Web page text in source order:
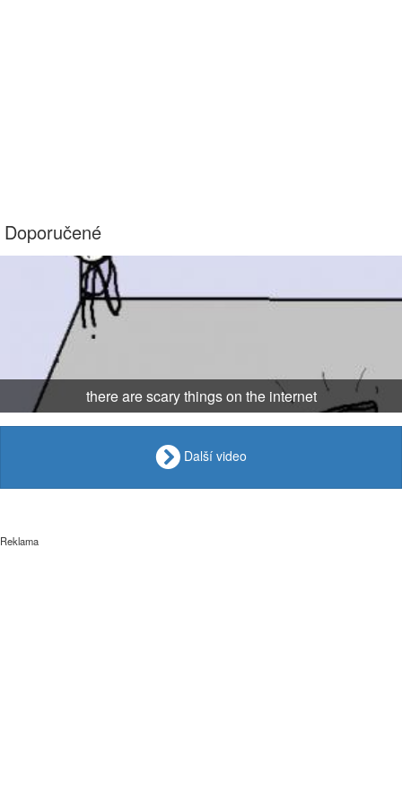
Doporučené
there are scary things on the internet
Další video
Reklama